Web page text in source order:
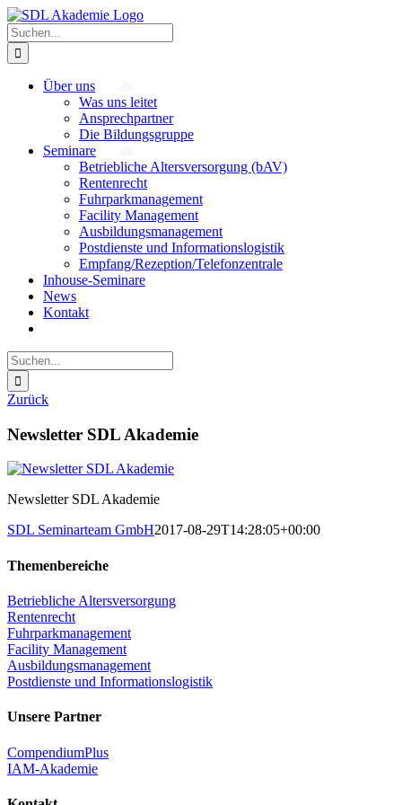
Zum
Inhalt
springen
Suche
nach:
Über uns
Was uns leitet
Ansprechpartner
Die Bildungsgruppe
Seminare
Betriebliche Altersversorgung (bAV)
Rentenrecht
Fuhrparkmanagement
Facility Management
Ausbildungsmanagement
Postdienste und Informationslogistik
Empfang/Rezeption/Telefonzentrale
Inhouse-Seminare
News
Kontakt
Suche
nach:
Zurück
Newsletter SDL Akademie
Newsletter SDL Akademie
SDL Seminarteam GmbH2017-08-29T14:28:05+00:00
Themenbereiche
Betriebliche Altersversorgung
Rentenrecht
Fuhrparkmanagement
Facility Management
Ausbildungsmanagement
Postdienste und Informationslogistik
Unsere Partner
CompendiumPlus
IAM-Akademie